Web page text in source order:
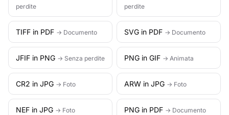
perdite
perdite
TIFF in PDF → Documento SVG in PDF → Documento
JFIF in PNG → Senza perdite PNG in GIF → Animata
CR2 in JPG → Foto ARW in JPG → Foto
NEF in JPG → Foto PNG in PDF → Documento